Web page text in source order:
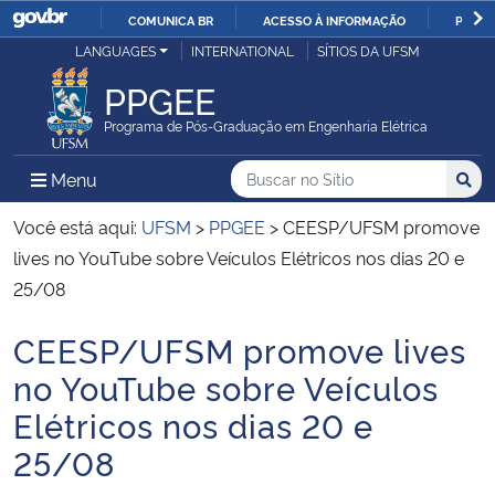
IR
COMUNICA BR ACESSO À INFORMAÇÃO
Ministério da Justiça e Segurança Pública
Ministério da Defesa
Ministério das Relações Exteriores
Ministério da Economia
Ministério da Infraestrutura
Ministério da Agricultura, Pecuária e Abastecimento
Ministério da Educação
LANGUAGES INTERNATIONAL SÍTIOS DA UFSM
PPGEE
Programa de Pós-Graduação em Engenharia Elétrica
Menu Menu Principal do Sítio
Busca
Buscar no no Sítio
Busca:
Você está aqui: UFSM > PPGEE >CEESP/UFSM promove
lives no YouTube sobre Veículos Elétricos nos dias 20 e
25/08
Início do conteúdo
CEESP/UFSM promove lives
no YouTube sobre Veículos
Elétricos nos dias 20 e
25/08